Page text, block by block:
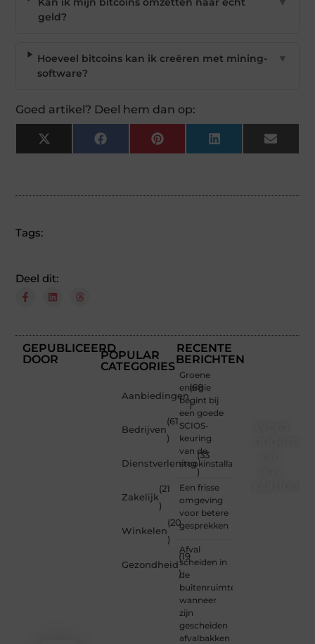
geld?
Hoeveel bitcoins kan ik creëren met mining-
software?
▼
Goed artikel? Deel hem dan op:
X
(Twitter)
Facebook Pinterest LinkedIn Email
Tags:
Deel dit:
GEPUBLICEERD
DOOR
POPULAR
CATEGORIES
Aanbiedingen
(68
)
Bedrijven
(61
)
Dienstverlening
(33
)
Zakelijk
(21
)
Winkelen
(20
)
Gezondheid
(19
)
RECENTE
BERICHTEN
Groene
energie
begint bij
een goede
SCIOS-
keuring
van de
stookinstallatie
Een frisse
omgeving
voor betere
gesprekken
Afval
scheiden in
de
buitenruimte:
wanneer
zijn
gescheiden
afvalbakken